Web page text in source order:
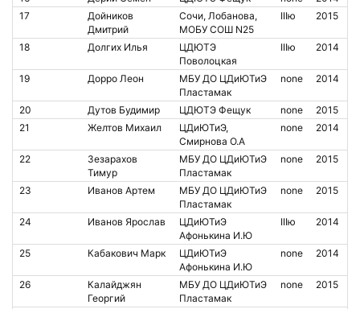
17
Дойников
Дмитрий
Сочи, Лобанова,
МОБУ СОШ N25
IIIю 2015
18 Долгих Илья
ЦДЮТЭ
Поволоцкая
IIIю 2014
19 Дорро Леон
МБУ ДО ЦДиЮТиЭ
Пластамак
none 2014
20 Дутов Будимир ЦДЮТЭ Фещук none
2015
21
Желтов Михаил
ЦДиЮТиЭ,
Смирнова О.А
none 2014
22
Зезарахов
Тимур
МБУ ДО ЦДиЮТиЭ
Пластамак
none 2015
23 Иванов Артем
МБУ ДО ЦДиЮТиЭ
Пластамак
none 2015
24 Иванов Ярослав
ЦДиЮТиЭ
Афонькина И.Ю
IIIю 2014
25 Кабакович Марк
ЦДиЮТиЭ
Афонькина И.Ю
none 2014
26
Калайджян
Георгий
МБУ ДО ЦДиЮТиЭ
Пластамак
none 2015